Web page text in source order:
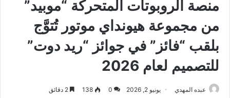
منصة الروبوتات المتحركة “موبيد”
من مجموعة هيونداي موتور تُتوَّج
بلقب “فائز” في جوائز “ريد دوت”
للتصميم لعام 2026
عبده المهدي يونيو 2, 2026 0
138